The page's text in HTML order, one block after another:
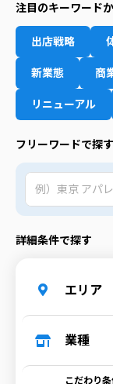
注目のキーワード
出店戦略
新業態 商
リニューアル
フリーワードで探す
詳細条件で探す
エリア
業種
こだわり